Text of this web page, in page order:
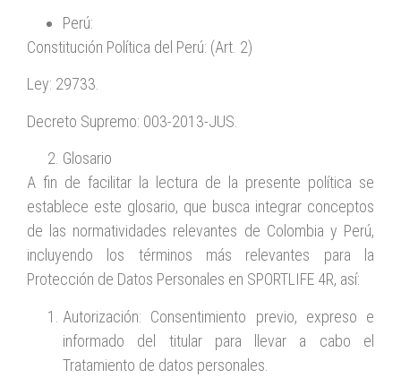
Perú:
Constitución Política del Perú: (Art. 2)
Ley: 29733.
Decreto Supremo: 003-2013-JUS.
Glosario
A fin de facilitar la lectura de la presente política se
establece este glosario, que busca integrar conceptos
de las normatividades relevantes de Colombia y Perú,
incluyendo los términos más relevantes para la
Protección de Datos Personales en SPORTLIFE 4R, así:
Autorización: Consentimiento previo, expreso e
informado del titular para llevar a cabo el
Tratamiento de datos personales.